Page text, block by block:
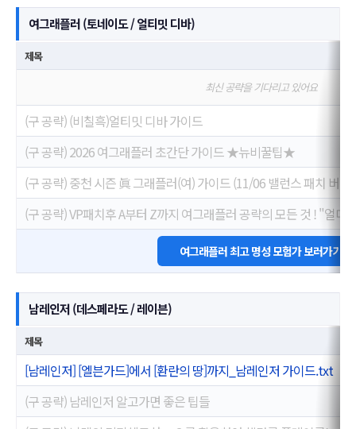
여그래플러 (토네이도 / 얼티밋 디바)
제목
최신 공략을 기다리고 있어요
(구 공략) (비칠흑)얼티밋 디바 가이드
(구 공략) 2026 여그래플러 초간단 가이드 ★뉴비꿀팁★
(구 공략) 중천 시즌 眞 그래플러(여) 가이드 (11/06 밸런스 패치 버전)
(구 공략) VP패치후 A부터 Z까지 여그래플러 공략의 모든 것 ! "얼디
여그래플러 최고 명성 모험가 보러가기
남레인저 (데스페라도 / 레이븐)
제목
[남레인저] [엘븐가드]에서 [환란의 땅]까지_남레인저 가이드.txt
(구 공략) 남레인저 알고가면 좋은 팁들